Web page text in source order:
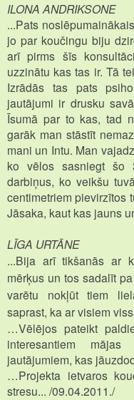
ILONA ANDRIKSONE
...Pats
jo par koučingu biju
arī pirms šīs
uzzinātu kas tas ir. Tā
Izrādās tas pats
jautājumi ir drusku
Īsumā par to kas, tad
garāk man stāstīt
mani un Intu. Man
ko vēlos sasniegt šo
darbiņus, ko veikšu
centimetriem pievirzītos
Jāsaka, kaut kas jauns
LĪGA URTĀNE
...Bija arī tikšanās ar
mērķus un tos sadalīt
varētu nokļūt tiem
saprast, ka ar visiem
…Vēlējos pateikt
interesantiem
jautājumiem, kas
…Projekta ietvaros
stresu... /09.04.2011./